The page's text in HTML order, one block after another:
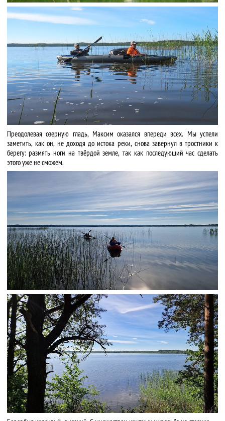
Преодолевая озерную гладь, Максим оказался впереди всех. Мы успели
заметить, как он, не доходя до истока реки, снова завернул в тростники к
берегу: размять ноги на твёрдой земле, так как последующий час сделать
этого уже не сможем.